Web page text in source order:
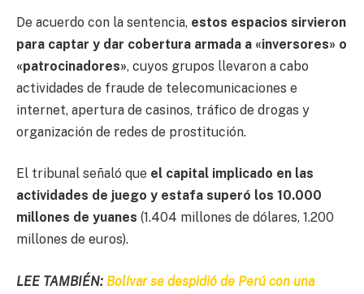
De acuerdo con la sentencia, estos espacios sirvieron
para captar y dar cobertura armada a «inversores» o
«patrocinadores», cuyos grupos llevaron a cabo
actividades de fraude de telecomunicaciones e
internet, apertura de casinos, tráfico de drogas y
organización de redes de prostitución.
El tribunal señaló que el capital implicado en las
actividades de juego y estafa superó los 10.000
millones de yuanes (1.404 millones de dólares, 1.200
millones de euros).
LEE TAMBIÉN: Bolívar se despidió de Perú con una